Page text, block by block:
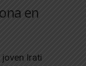
en
Irati